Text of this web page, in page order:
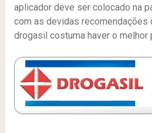
aplicador deve ser colocado na
com as devidas recomendações
drogasil costuma haver o melhor